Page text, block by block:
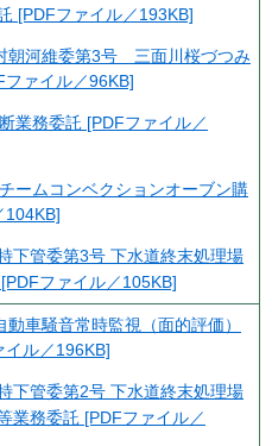
[PDFファイル／193KB]
河維委第3号 三面川桜づつみ
ァイル／96KB]
業務委託 [PDFファイル／
ームコンベクションオーブン購
104KB]
下管委第3号 下水道終末処理場
ファイル／105KB]
車騒音常時監視（面的評価）
ル／196KB]
下管委第2号 下水道終末処理場
業務委託 [PDFファイル／